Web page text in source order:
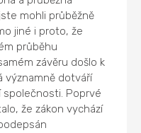
mohli průběžně
jiné i proto, že
průběhu
závěru došlo k
významně dotváří
společnosti. Poprvé
že zákon vychází